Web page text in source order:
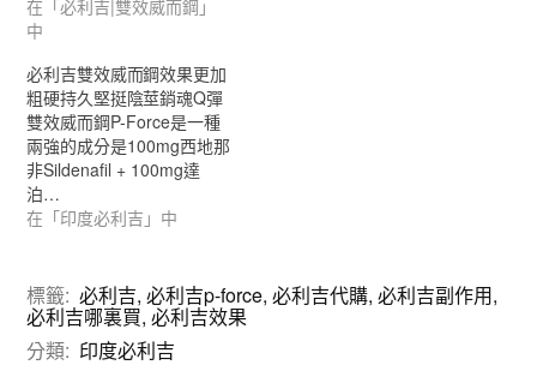
在「必利吉|雙效威而鋼」
中
必利吉雙效威而鋼效果更加
粗硬持久堅挺陰莖銷魂Q彈
雙效威而鋼P-Force是一種
兩強的成分是100mg西地那
非Sildenafil + 100mg達
泊…
在「印度必利吉」中
標籤: 必利吉,必利吉p-force,必利吉代購,必利吉副作用,
必利吉哪裏買,必利吉效果
分類: 印度必利吉